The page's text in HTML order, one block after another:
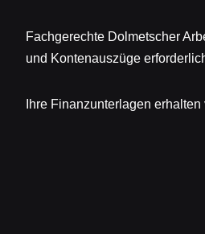
Fachgerechte Dolmetscher
und Kontenauszüge
Ihre Finanzunterlagen